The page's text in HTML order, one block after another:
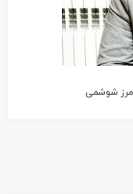
مرز شوشمی